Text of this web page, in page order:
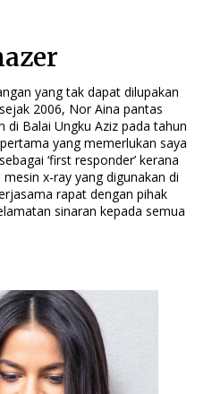
yang tak dapat dilupakan
2006, Nor Aina pantas
di Balai Ungku Aziz pada tahun
yang memerlukan saya
‘first responder’ kerana
x-ray yang digunakan di
rapat dengan pihak
sinaran kepada semua